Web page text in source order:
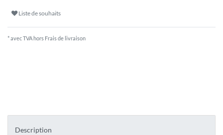
Liste de souhaits
* avec TVA hors Frais de livraison
Description